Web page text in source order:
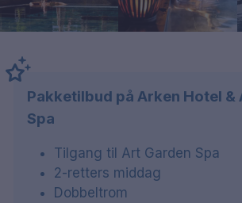
Pakketilbud på Arken Hotel &
Spa
Tilgang til Art Garden Spa
2-retters middag
Dobbeltrom